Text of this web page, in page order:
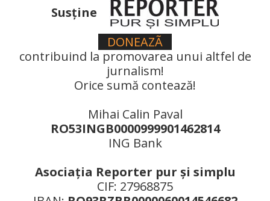
Susţine
DONEAZÃ
contribuind la promovarea unui altfel de
jurnalism!
Orice sumă contează!
Mihai Calin Paval
RO53INGB0000999901462814
ING Bank
Asociaţia Reporter pur şi simplu
CIF: 27968875